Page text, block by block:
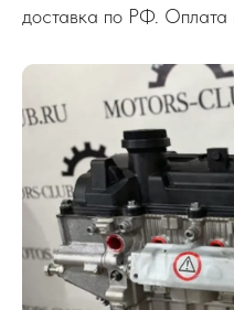
доставка по РФ. Оплата